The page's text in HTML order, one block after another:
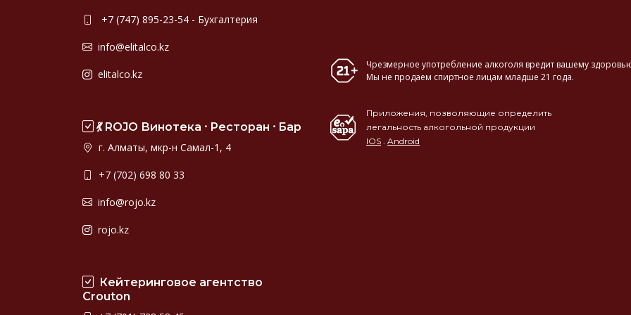
+7 (747) 895-23-54 - Бухгалтерия
info@elitalco.kz
elitalco.kz
💃 ROJO Винотека ⸱ Ресторан ⸱ Бар
г. Алматы, мкр-н Самал-1, 4
+7 (702) 698 80 33
info@rojo.kz
rojo.kz
Кейтеринговое агентство
Crouton
Чрезмерное употребление алкоголя вредит вашему
Мы не продаем спиртное лицам младше 21 года.
Приложения, позволяющие определить
легальность алкогольной продукции
IOS . Android